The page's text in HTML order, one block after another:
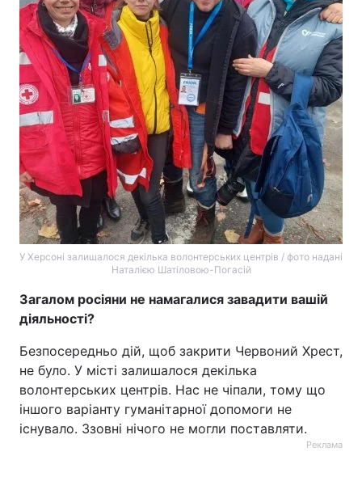
У Херсоні залишалося декілька волонтерських центрів / фото надані
Наталією Шатіловою-Погасій
Загалом росіяни не намагалися завадити вашій
діяльності?
Безпосередньо дій, щоб закрити Червоний Хрест,
не було. У місті залишалося декілька
волонтерських центрів. Нас не чіпали, тому що
іншого варіанту гуманітарної допомоги не
існувало. Ззовні нічого не могли поставляти.
Реклама